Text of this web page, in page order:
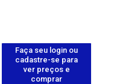
Faça seu login ou
cadastre-se para
ver preços e
comprar